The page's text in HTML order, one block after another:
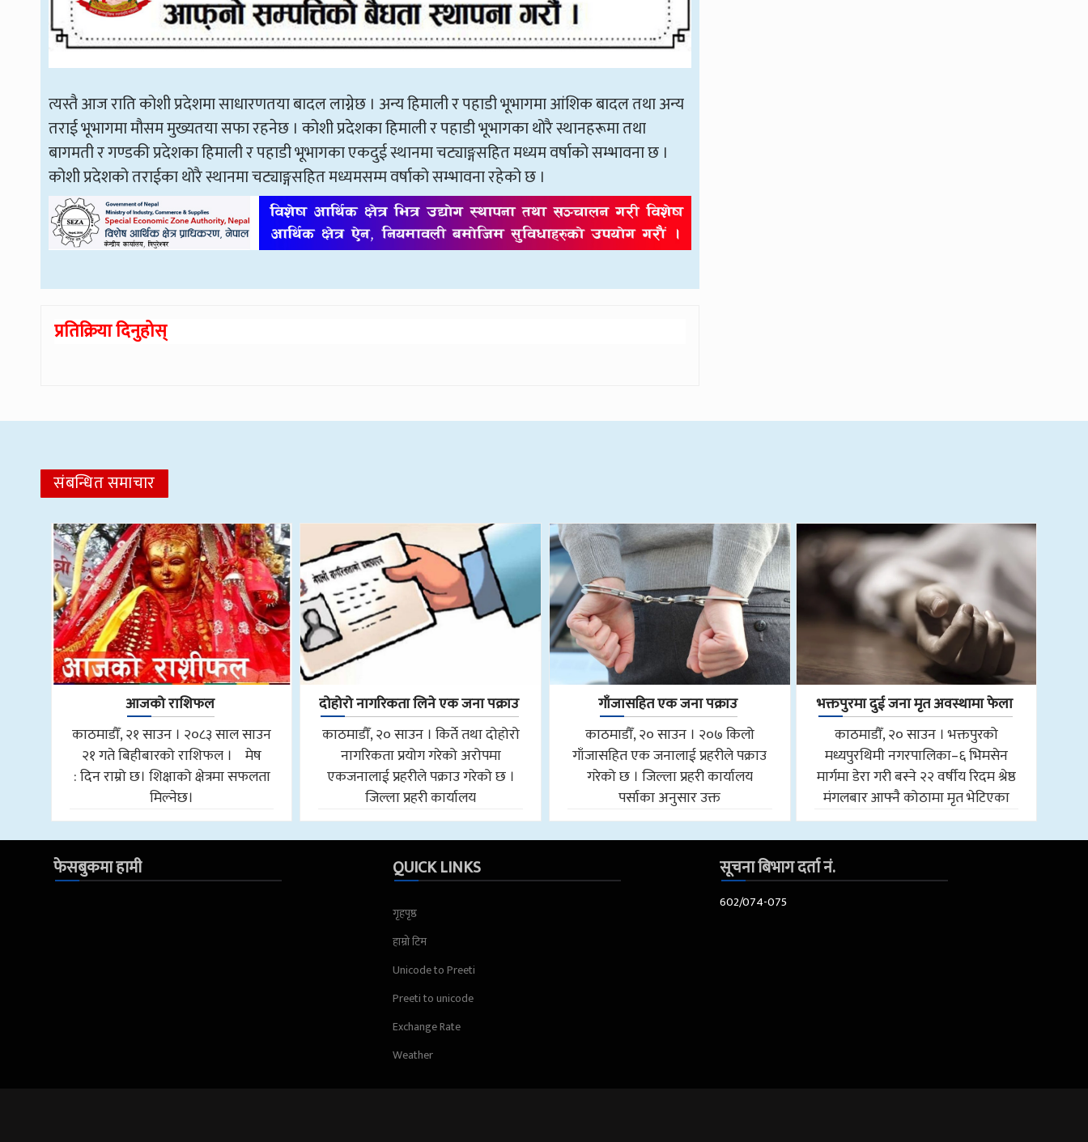
त्यस्तै आज राति कोशी प्रदेशमा साधारणतया बादल लाग्नेछ । अन्य हिमाली र पहाडी भूभागमा आंशिक बादल तथा अन्य
तराई भूभागमा मौसम मुख्यतया सफा रहनेछ । कोशी प्रदेशका हिमाली र पहाडी भूभागका थोरै स्थानहरूमा तथा
बागमती र गण्डकी प्रदेशका हिमाली र पहाडी भूभागका एकदुई स्थानमा चट्याङ्गसहित मध्यम वर्षाको सम्भावना छ ।
कोशी प्रदेशको तराईका थोरै स्थानमा चट्याङ्गसहित मध्यमसम्म वर्षाको सम्भावना रहेको छ ।
प्रतिक्रिया दिनुहोस्
संबन्धित समाचार
आजको राशिफल
काठमाडौँ, २१ साउन । २०८३ साल साउन
२१ गते बिहीबारको राशिफल । मेष
: दिन राम्रो छ। शिक्षाको क्षेत्रमा सफलता
मिल्नेछ।
दोहोरो नागरिकता लिने एक जना पक्राउ
काठमाडौँ, २० साउन । किर्ते तथा दोहोरो
नागरिकता प्रयोग गरेको अरोपमा
एकजनालाई प्रहरीले पक्राउ गरेको छ ।
जिल्ला प्रहरी कार्यालय
गाँजासहित एक जना पक्राउ
काठमाडौँ, २० साउन । २०७ किलो
गाँजासहित एक जनालाई प्रहरीले पक्राउ
गरेको छ । जिल्ला प्रहरी कार्यालय
पर्साका अनुसार उक्त
भक्तपुरमा दुई जना मृत अवस्थामा फेला
काठमाडौँ, २० साउन । भक्तपुरको
मध्यपुरथिमी नगरपालिका–६ भिमसेन
मार्गमा डेरा गरी बस्ने २२ वर्षीय रिदम श्रेष्ठ
मंगलबार आफ्नै कोठामा मृत भेटिएका
फेसबुकमा हामी QUICK LINKS
गृहपृष्ठ
हाम्रो टिम
Unicode to Preeti
Preeti to unicode
Exchange Rate
Weather
सूचना बिभाग दर्ता नं.
602/074-075